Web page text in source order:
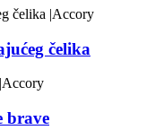
čelika
brave